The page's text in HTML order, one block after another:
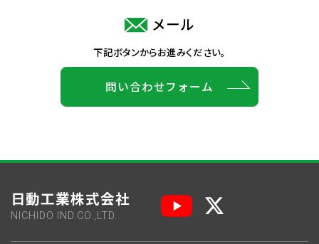
メール
下記ボタンからお進みください。
問い合わせフォーム
日動工業株式会社
NICHIDO IND.CO.,LTD.